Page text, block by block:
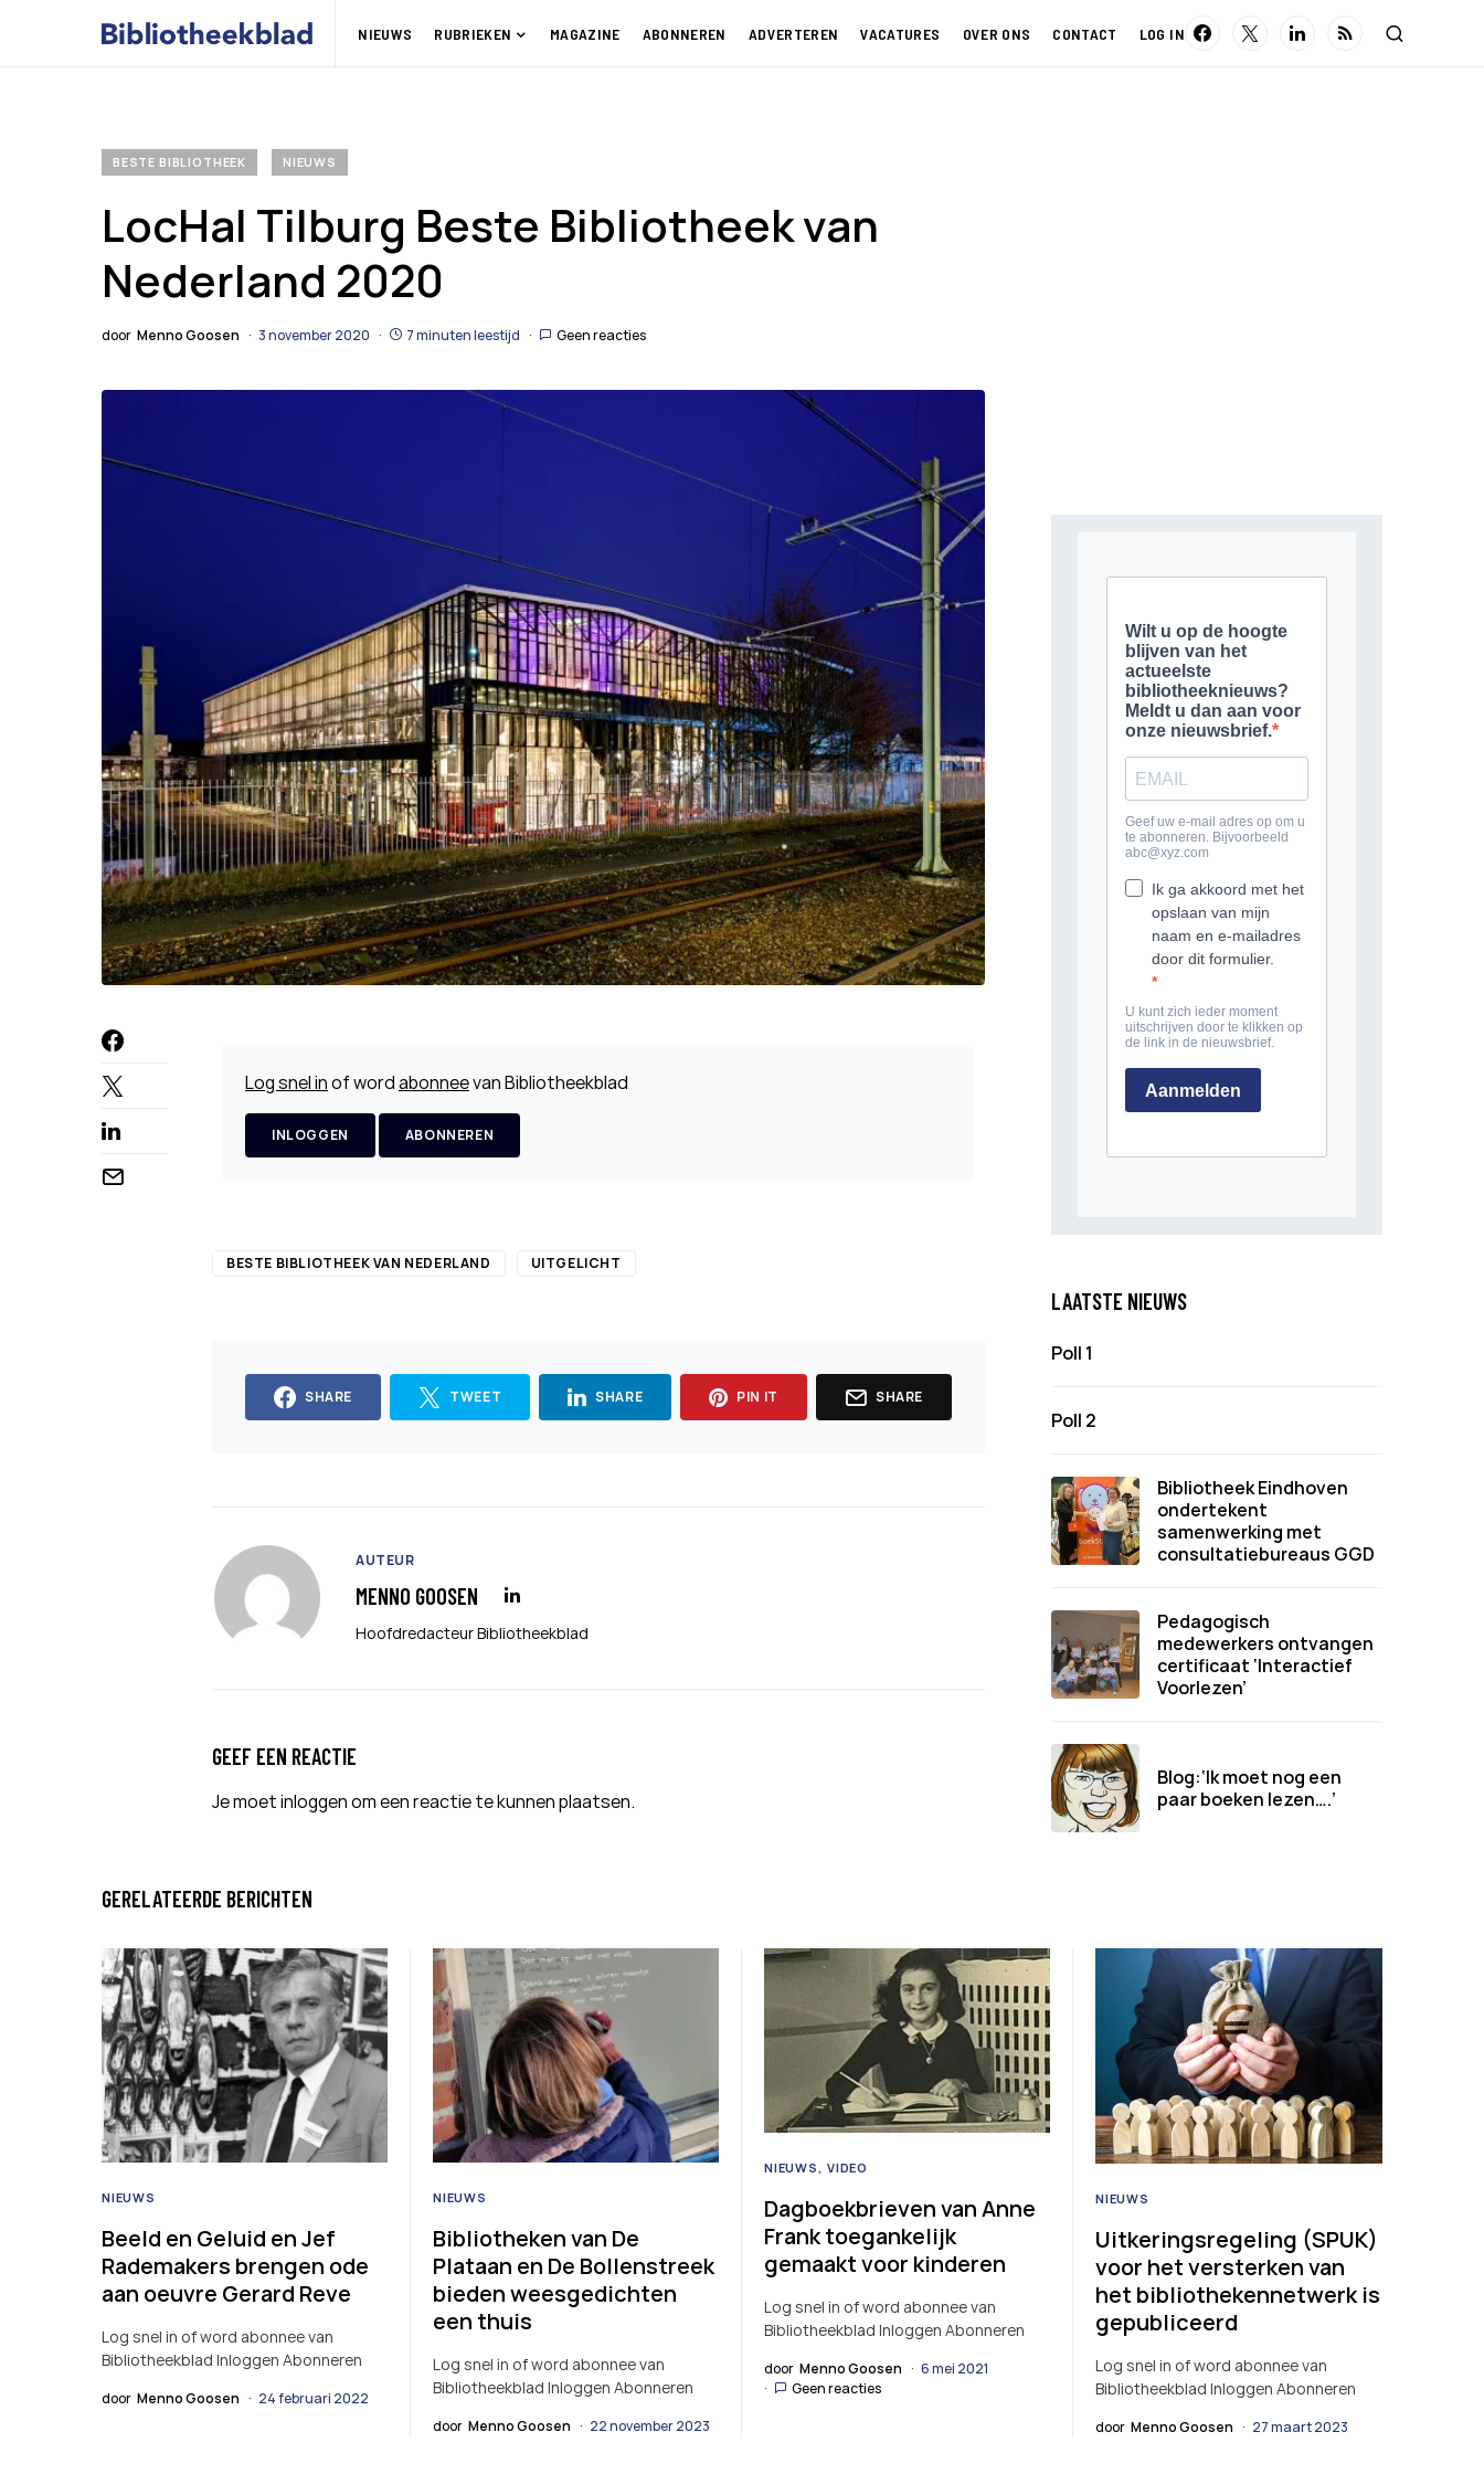
NIEUWS RUBRIEKEN MAGAZINE ABONNEREN ADVERTEREN VACATURES OVER ONS CONTACT LOG IN
BESTE BIBLIOTHEEK NIEUWS
LocHal Tilburg Beste Bibliotheek van
Nederland 2020
door Menno Goosen 3 november 2020 7 minuten leestijd Geen reacties
Log snel inof wordabonneevan Bibliotheekblad
INLOGGEN ABONNEREN
BESTE BIBLIOTHEEK VAN NEDERLAND UITGELICHT
SHARE TWEET SHARE PIN IT SHARE
AUTEUR
MENNO GOOSEN
Hoofdredacteur Bibliotheekblad
GEEF EEN REACTIE
Je moetinloggenom een reactie te kunnen plaatsen.
LAATSTE NIEUWS
Poll 1
Poll 2
Bibliotheek Eindhoven
ondertekent
samenwerking met
consultatiebureaus GGD
Pedagogisch
medewerkers ontvangen
certificaat ‘Interactief
Voorlezen’
Blog:‘Ik moet nog een
paar boeken lezen….’
GERELATEERDE BERICHTEN
NIEUWS
Beeld en Geluid en Jef
Rademakers brengen ode
aan oeuvre Gerard Reve
Log snel in of word abonnee van
Bibliotheekblad Inloggen Abonneren
door Menno Goosen 24 februari 2022
NIEUWS
Bibliotheken van De
Plataan en De Bollenstreek
bieden weesgedichten
een thuis
Log snel in of word abonnee van
Bibliotheekblad Inloggen Abonneren
door Menno Goosen 22 november 2023
NIEUWS VIDEO
Dagboekbrieven van Anne
Frank toegankelijk
gemaakt voor kinderen
Log snel in of word abonnee van
Bibliotheekblad Inloggen Abonneren
door Menno Goosen
6 mei 2021
Geen reacties
NIEUWS
Uitkeringsregeling (SPUK)
voor het versterken van
het bibliothekennetwerk is
gepubliceerd
Log snel in of word abonnee van
Bibliotheekblad Inloggen Abonneren
door Menno Goosen 27 maart 2023